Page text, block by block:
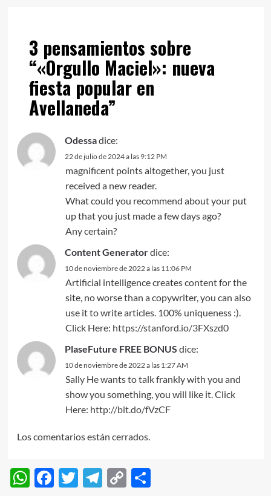
3 pensamientos sobre
“«Orgullo Maciel»: nueva
fiesta popular en
Avellaneda”
Odessadice:
22 de julio de 2024 a las 9:12 PM
magnificent points altogether, you just
received a new reader.
What could you recommend about your put
up that you just made a few days ago?
Any certain?
Content Generatordice:
10 de noviembre de 2022 a las 11:06 PM
Artificial intelligence creates content for the
site, no worse than a copywriter, you can also
use it to write articles. 100% uniqueness :).
Click Here: https://stanford.io/3FXszd0
PlaseFuture FREE BONUS dice:
10 de noviembre de 2022 a las 1:27 AM
Sally He wants to talk frankly with you and
show you something, you will like it. Click
Here: http://bit.do/fVzCF
Los comentarios están cerrados.
WhatsApp
Facebook
Twitter
Telegram
CopyCompartir